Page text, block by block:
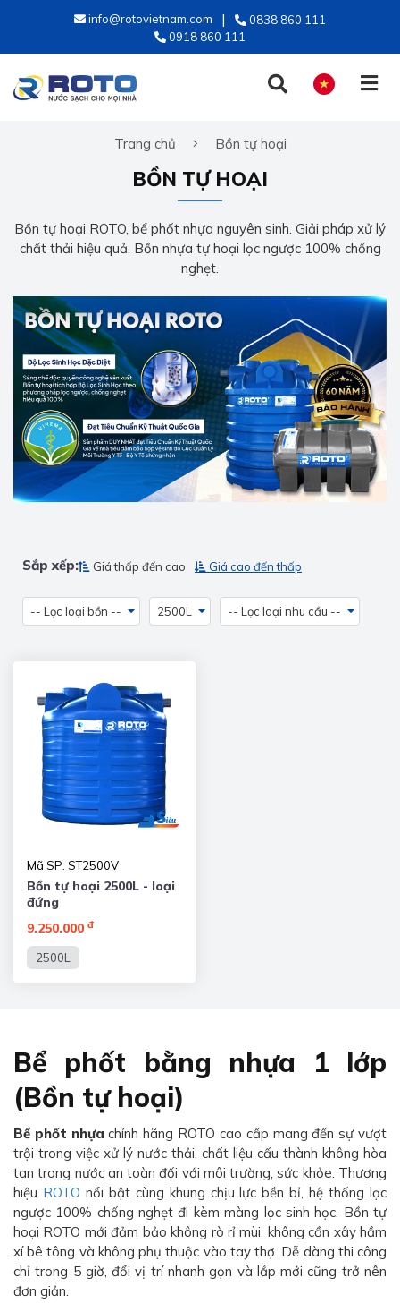
info@rotovietnam.com
0838 860 111
0918 860 111
Trang chủ Bồn tự hoại
BỒN TỰ HOẠI
Bồn tự hoại ROTO, bể phốt nhựa nguyên sinh. Giải pháp xử lý
chất thải hiệu quả. Bồn nhựa tự hoại lọc ngược 100% chống
nghẹt.
Sắp xếp: Giá thấp đến cao Giá cao đến thấp
-- Lọc loại bồn -- 2500L -- Lọc loại nhu cầu --
Mã SP: ST2500V
Bồn tự hoại 2500L - loại
đứng
9.250.000 đ
2500L
Bể phốt bằng nhựa 1 lớp
(Bồn tự hoại)
Bể phốt nhựa chính hãng ROTO cao cấp mang đến sự vượt
trội trong việc xử lý nước thải, chất liệu cấu thành không hòa
tan trong nước an toàn đối với môi trường, sức khỏe. Thương
hiệu ROTO nổi bật cùng khung chịu lực bền bỉ, hệ thống lọc
ngược 100% chống nghẹt đi kèm màng lọc sinh học. Bồn tự
hoại ROTO mới đảm bảo không rò rỉ mùi, không cần xây hầm
xí bê tông và không phụ thuộc vào tay thợ. Dễ dàng thi công
chỉ trong 5 giờ, đổi vị trí nhanh gọn và lắp mới cũng trở nên
đơn giản.